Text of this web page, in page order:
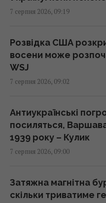
Що можна забрати з
експертів
08:59 п'ятниця, 07 серпня 2026
Негода накриє пів
08:55 п'ятниця, 07 серпня 2026
Трамп підписав
громадянства за
08:49 п'ятниця, 07 серпня 2026
7 серпня 2026, 09:19
Розвідка США
восени може
WSJ
7 серпня 2026, 09:02
Антиукраїнські
посиляться,
1939 року – Кулик
7 серпня 2026, 09:00
Затяжна магнітна
скільки триватиме